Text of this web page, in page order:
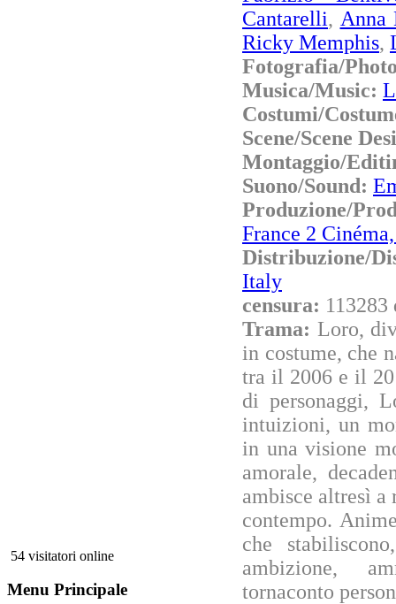
54 visitatori online
Menu Principale
Cantarelli, Anna
Ricky Memphis,
Fotografia/
Musica/Music:
Costumi/
Scene/Scene
Montaggio/
Suono/Sound:
Produzione/
France 2
Distribuzione/
Italy
censura: 113283
Trama: Loro,
in costume, che
tra il 2006 e il
di personaggi,
intuizioni, un
in una visione
amorale,
ambisce altresì
contempo.
che
ambizione,
tornaconto